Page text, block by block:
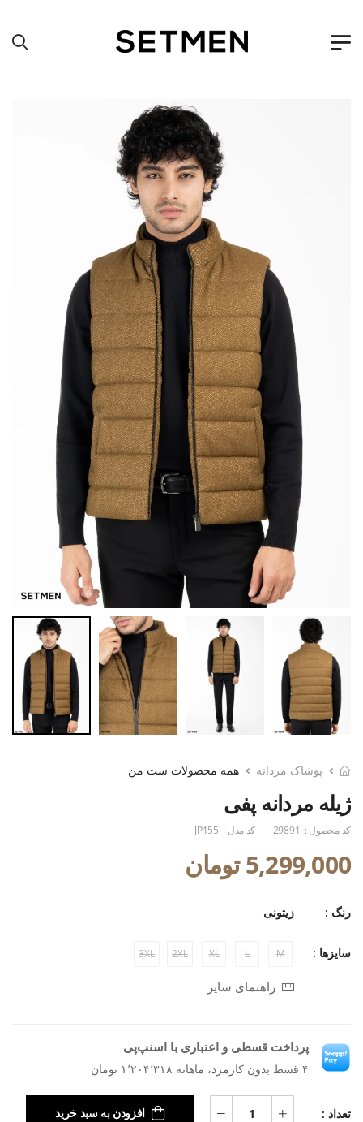
پوشاک مردانه همه محصولات ست من
ژیله مردانه پفی
کد محصول : 29891 کد مدل : JP155
5,299,000 تومان
رنگ : زیتونی
سایزها : M
L
XL
2XL
3XL
راهنمای سایز
پرداخت قسطی و اعتباری با اسنپ‌پی
۴ قسط بدون کارمزد، ماهانه ۱٬۲۰۴٬۳۱۸ تومان
تعداد : افزودن به سبد خرید